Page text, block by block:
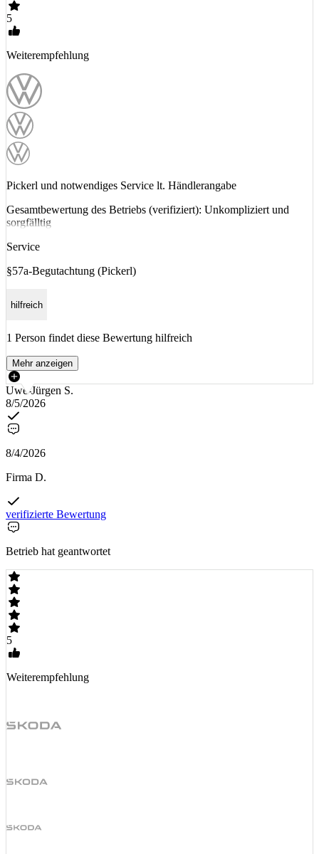
5
Weiterempfehlung
Pickerl und notwendiges Service lt. Händlerangabe
Gesamtbewertung des Betriebs (verifiziert): Unkompliziert und
sorgfälltig
Service
§57a-Begutachtung (Pickerl)
hilfreich
1 Person findet diese Bewertung hilfreich
Mehr anzeigen
Uwe-Jürgen S.
8/5/2026
8/4/2026
Firma D.
verifizierte Bewertung
Betrieb hat geantwortet
5
Weiterempfehlung